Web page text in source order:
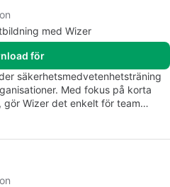
med Wizer
för
säkerhetsmedvetenhetsträning
Med fokus på korta
gör Wizer det enkelt för team…